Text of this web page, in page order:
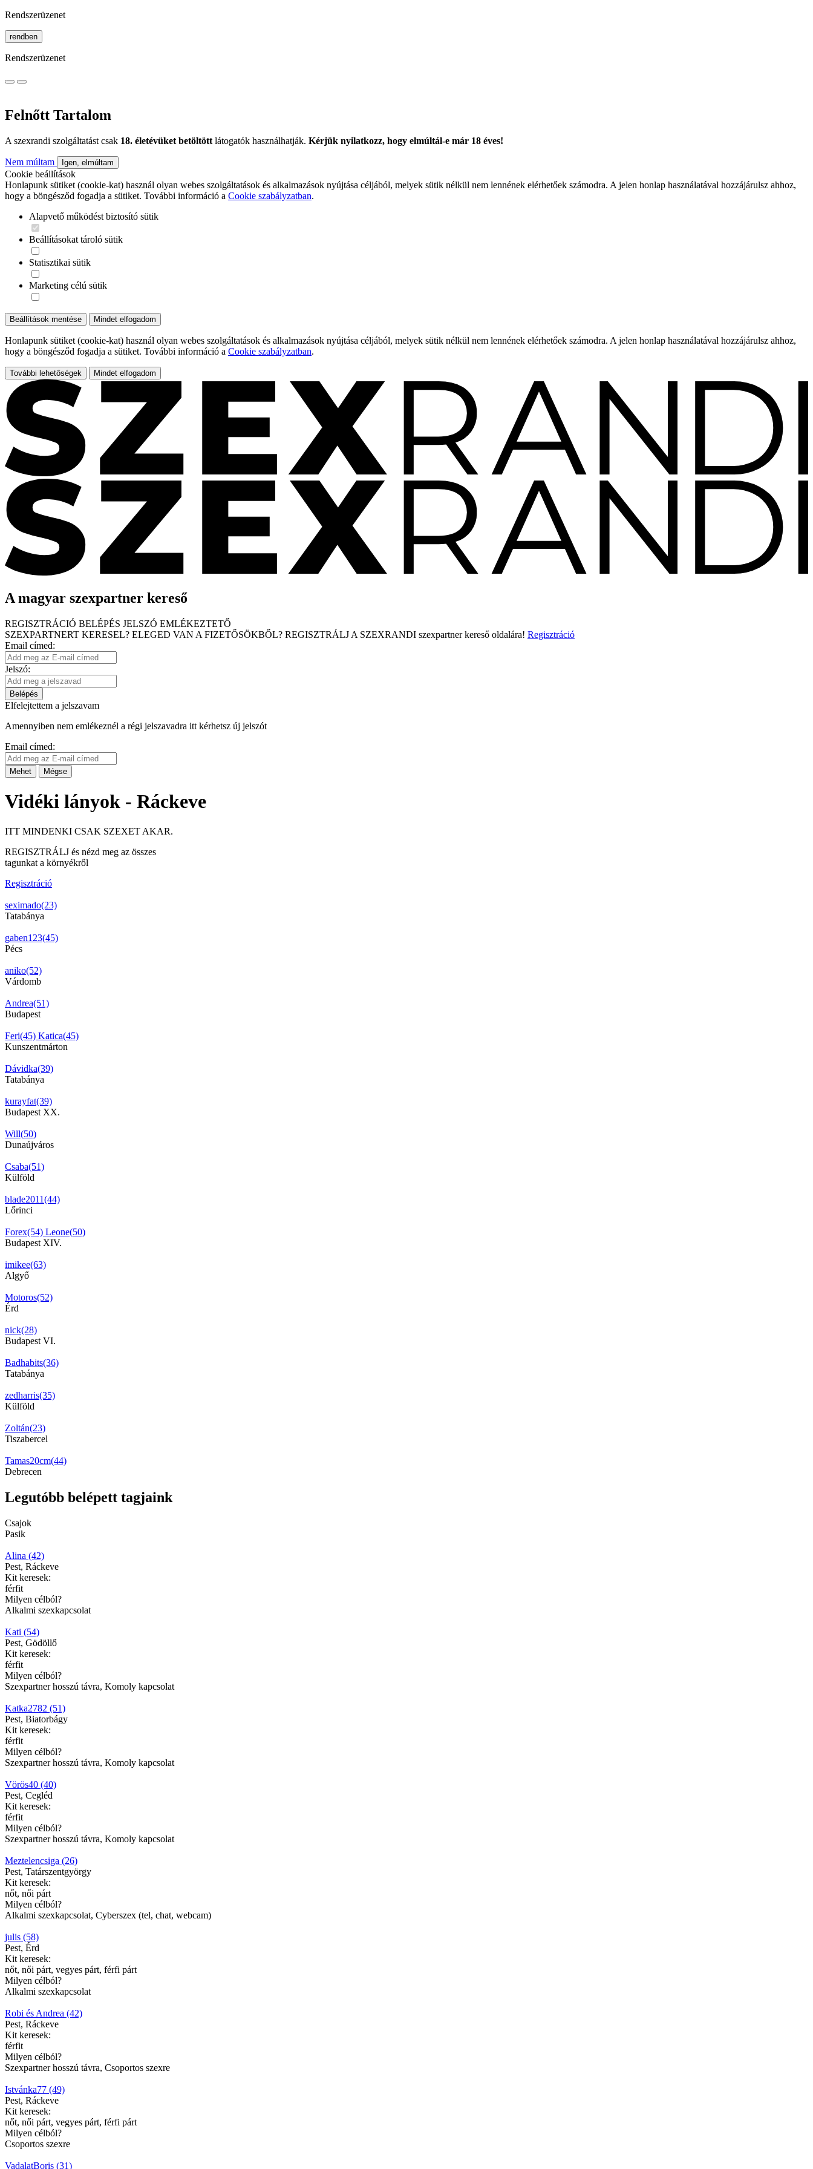
Rendszerüzenet
rendben
Rendszerüzenet
Felnőtt Tartalom
A szexrandi szolgáltatást csak 18. életévüket betöltött látogatók használhatják. Kérjük nyilatkozz, hogy elmúltál-e már 18 éves!
Nem múltam Igen, elmúltam
Cookie beállítások
Honlapunk sütiket (cookie-kat) használ olyan webes szolgáltatások és alkalmazások nyújtása céljából, melyek sütik nélkül nem lennének elérhetőek számodra. A jelen honlap használatával hozzájárulsz ahhoz,
hogy a böngésződ fogadja a sütiket. További információ a Cookie szabályzatban.
Alapvető működést biztosító sütik
Beállításokat tároló sütik
Statisztikai sütik
Marketing célú sütik
Beállítások mentése Mindet elfogadom
Honlapunk sütiket (cookie-kat) használ olyan webes szolgáltatások és alkalmazások nyújtása céljából, melyek sütik nélkül nem lennének elérhetőek számodra. A jelen honlap használatával hozzájárulsz ahhoz,
hogy a böngésződ fogadja a sütiket. További információ a Cookie szabályzatban.
További lehetőségek Mindet elfogadom
A magyar szexpartner kereső
REGISZTRÁCIÓ BELÉPÉS JELSZÓ EMLÉKEZTETŐ
SZEXPARTNERT KERESEL? ELEGED VAN A FIZETŐSÖKBŐL? REGISZTRÁLJ A SZEXRANDI szexpartner kereső oldalára! Regisztráció
Email címed:
Jelszó:
Belépés
Elfelejtettem a jelszavam
Amennyiben nem emlékeznél a régi jelszavadra itt kérhetsz új jelszót
Email címed:
Mehet Mégse
Vidéki lányok - Ráckeve
ITT MINDENKI CSAK SZEXET AKAR.
REGISZTRÁLJ és nézd meg az összes
tagunkat a környékről
Regisztráció
seximado(23)
Tatabánya
gaben123(45)
Pécs
aniko(52)
Várdomb
Andrea(51)
Budapest
Feri(45) Katica(45)
Kunszentmárton
Dávidka(39)
Tatabánya
kurayfat(39)
Budapest XX.
Will(50)
Dunaújváros
Csaba(51)
Külföld
blade2011(44)
Lőrinci
Forex(54) Leone(50)
Budapest XIV.
imikee(63)
Algyő
Motoros(52)
Érd
nick(28)
Budapest VI.
Badhabits(36)
Tatabánya
zedharris(35)
Külföld
Zoltán(23)
Tiszabercel
Tamas20cm(44)
Debrecen
Legutóbb belépett tagjaink
Csajok
Pasik
Alina (42)
Pest, Ráckeve
Kit keresek:
férfit
Milyen célból?
Alkalmi szexkapcsolat
Kati (54)
Pest, Gödöllő
Kit keresek:
férfit
Milyen célból?
Szexpartner hosszú távra, Komoly kapcsolat
Katka2782 (51)
Pest, Biatorbágy
Kit keresek:
férfit
Milyen célból?
Szexpartner hosszú távra, Komoly kapcsolat
Vörös40 (40)
Pest, Cegléd
Kit keresek:
férfit
Milyen célból?
Szexpartner hosszú távra, Komoly kapcsolat
Meztelencsiga (26)
Pest, Tatárszentgyörgy
Kit keresek:
nőt, női párt
Milyen célból?
Alkalmi szexkapcsolat, Cyberszex (tel, chat, webcam)
julis (58)
Pest, Érd
Kit keresek:
nőt, női párt, vegyes párt, férfi párt
Milyen célból?
Alkalmi szexkapcsolat
Robi és Andrea (42)
Pest, Ráckeve
Kit keresek:
férfit
Milyen célból?
Szexpartner hosszú távra, Csoportos szexre
Istvánka77 (49)
Pest, Ráckeve
Kit keresek:
nőt, női párt, vegyes párt, férfi párt
Milyen célból?
Csoportos szexre
VadalatBoris (31)